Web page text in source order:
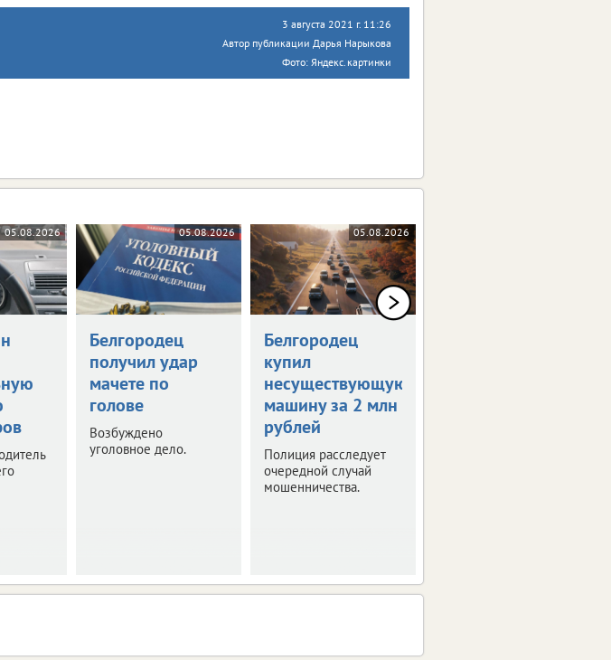
3 августа 2021 г. 11:26
Автор публикации Дарья Нарыкова
Фото: Яндекс.картинки
05.08.2026 05.08.2026
Белгородец
получил удар
мачете по
голове
Возбуждено
уголовное дело.
05.08.2026
Белгородец
купил
несуществующую
машину за 2 млн
рублей
Полиция расследует
очередной случай
мошенничества.